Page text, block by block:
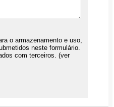
o armazenamento e uso,
neste formulário.
com terceiros. (ver